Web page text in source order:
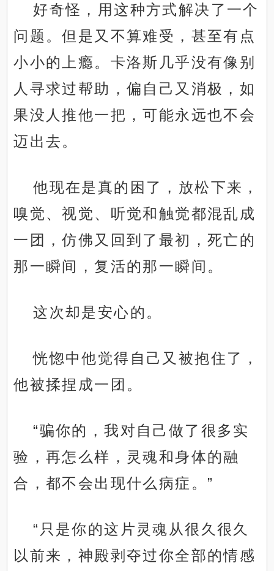
好奇怪，用这种方式解决了一个
问题。但是又不算难受，甚至有点
小小的上瘾。卡洛斯几乎没有像别
人寻求过帮助，偏自己又消极，如
果没人推他一把，可能永远也不会
迈出去。
他现在是真的困了，放松下来，
嗅觉、视觉、听觉和触觉都混乱成
一团，仿佛又回到了最初，死亡的
那一瞬间，复活的那一瞬间。
这次却是安心的。
恍惚中他觉得自己又被抱住了，
他被揉捏成一团。
“骗你的，我对自己做了很多实
验，再怎么样，灵魂和身体的融
合，都不会出现什么病症。”
“只是你的这片灵魂从很久很久
以前来，神殿剥夺过你全部的情感